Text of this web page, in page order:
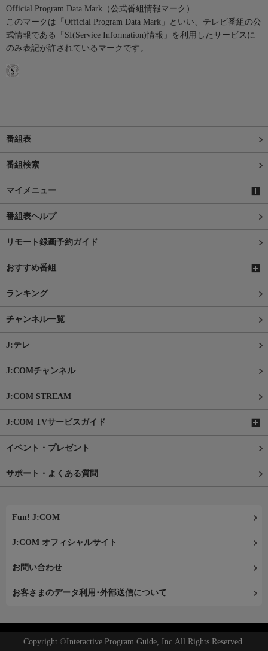
Official Program Data Mark（公式番組情報マーク）
このマークは「Official Program Data Mark」といい、テレビ番組の公
式情報である「SI(Service Information)情報」を利用したサービスに
のみ表記が許されているマークです。
番組表
番組検索
マイメニュー
番組表ヘルプ
リモート録画予約ガイド
おすすめ番組
ランキング
チャンネル一覧
J:テレ
J:COMチャンネル
J:COM STREAM
J:COM TVサービスガイド
イベント・プレゼント
サポート・よくある質問
Fun! J:COM
J:COM オフィシャルサイト
お問い合わせ
お客さまのデータ利用･外部送信について
Copyright ©Interactive Program Guide, Inc.All Rights Reserved.